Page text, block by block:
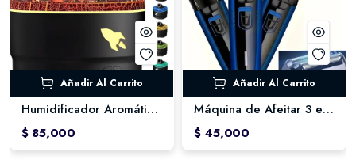
Añadir Al Carrito
Humidificador Aromático Cannon Barbette – Aromatherapy Machine 280 ml
$ 85,000
Añadir Al Carrito
Máquina de Afeitar 3 en 1 Recargable – Geemy
$ 45,000